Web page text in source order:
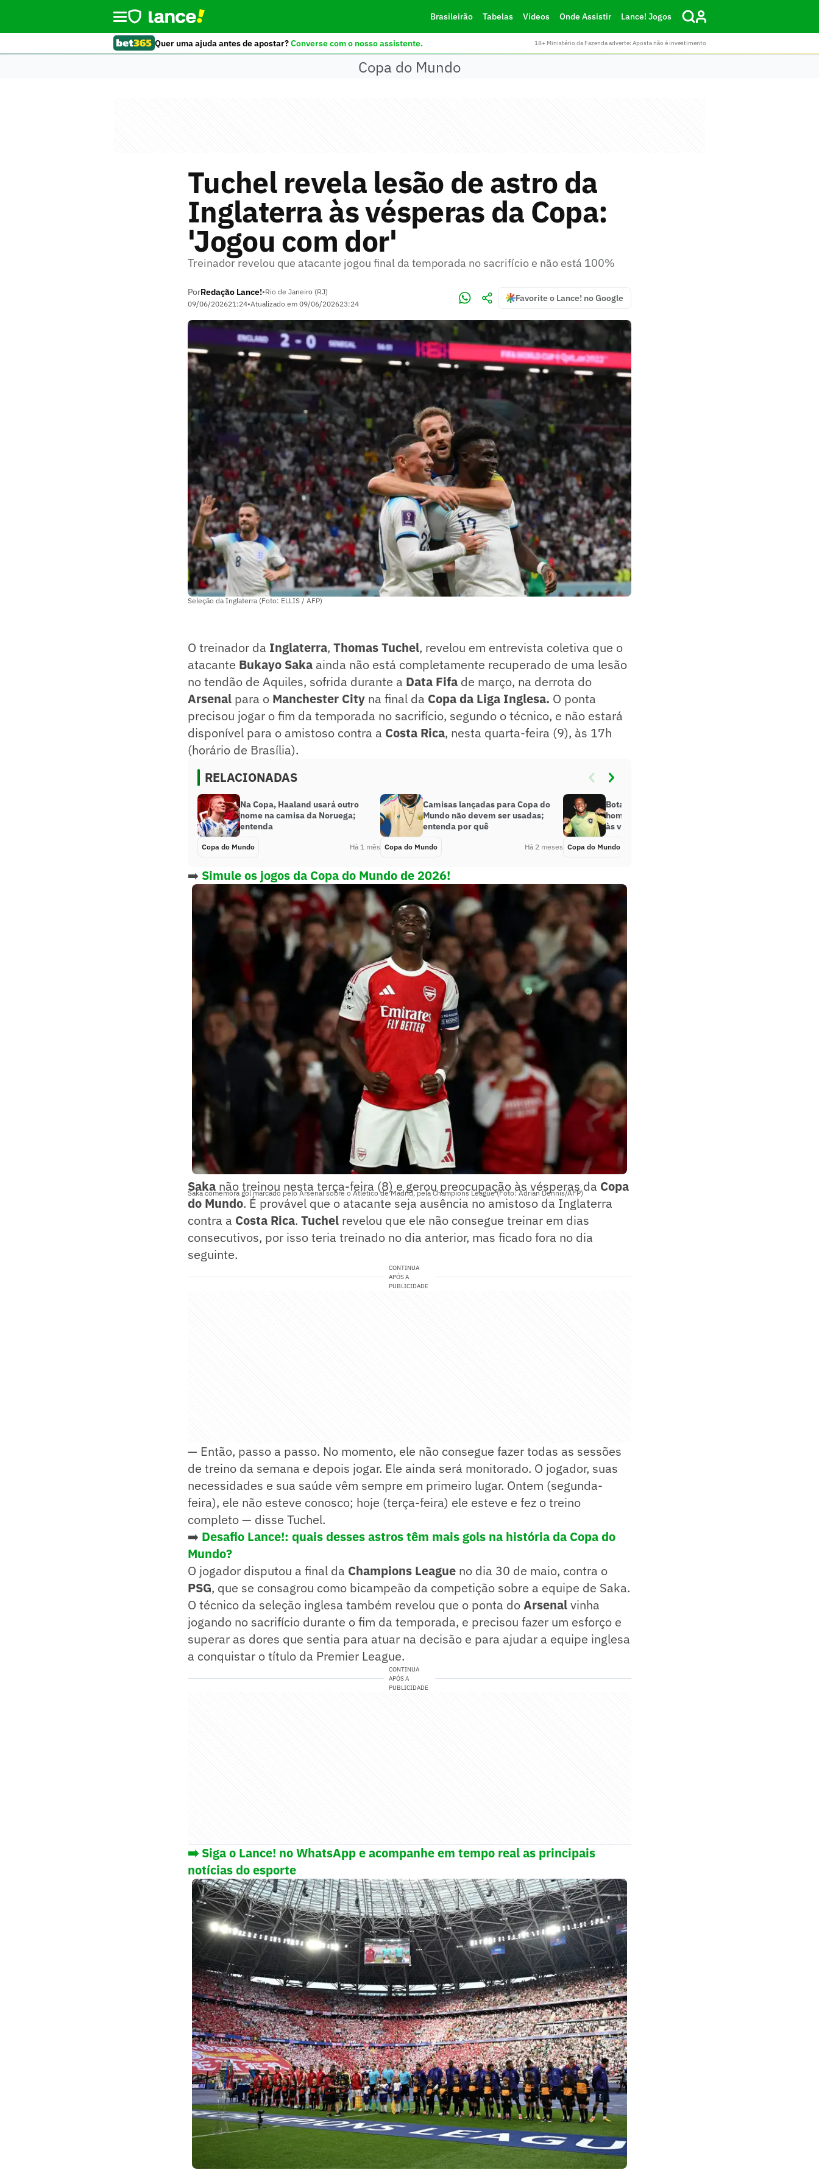
Brasileirão Tabelas Vídeos Onde Assistir Lance! Jogos
Quer uma ajuda antes de apostar?Converse com o nosso assistente. 18+ Ministério da Fazenda adverte: Aposta não é investimento
Copa do Mundo
Tuchel revela lesão de astro da
Inglaterra às vésperas da Copa:
'Jogou com dor'
Treinador revelou que atacante jogou final da temporada no sacrifício e não está 100%
PorRedação Lance!•Rio de Janeiro (RJ)
09/06/202621:24•Atualizado em 09/06/202623:24
Favorite o Lance! no Google
Seleção da Inglaterra (Foto: ELLIS / AFP)
O treinador da Inglaterra, Thomas Tuchel, revelou em entrevista coletiva que o
atacante Bukayo Saka ainda não está completamente recuperado de uma lesão
no tendão de Aquiles, sofrida durante a Data Fifa de março, na derrota do
Arsenal para o Manchester City na final da Copa da Liga Inglesa. O ponta
precisou jogar o fim da temporada no sacrifício, segundo o técnico, e não estará
disponível para o amistoso contra a Costa Rica, nesta quarta-feira (9), às 17h
(horário de Brasília).
RELACIONADAS
Na Copa, Haaland usará outro
nome na camisa da Noruega;
entenda
Copa do Mundo Há 1 mês
Camisas lançadas para Copa do
Mundo não devem ser usadas;
entenda por quê
Copa do Mundo Há 2 meses
Botafogo lança camisa em
homenagem à Seleção Brasileira
às vésperas da Copa
Copa do Mundo
➡️ Simule os jogos da Copa do Mundo de 2026!
Saka comemora gol marcado pelo Arsenal sobre o Atlético de Madrid, pela Champions League (Foto: Adrian Dennis/AFP)
Saka não treinou nesta terça-feira (8) e gerou preocupação às vésperas da Copa
do Mundo. É provável que o atacante seja ausência no amistoso da Inglaterra
contra a Costa Rica. Tuchel revelou que ele não consegue treinar em dias
consecutivos, por isso teria treinado no dia anterior, mas ficado fora no dia
seguinte.
CONTINUA
APÓS A
PUBLICIDADE
— Então, passo a passo. No momento, ele não consegue fazer todas as sessões
de treino da semana e depois jogar. Ele ainda será monitorado. O jogador, suas
necessidades e sua saúde vêm sempre em primeiro lugar. Ontem (segunda-
feira), ele não esteve conosco; hoje (terça-feira) ele esteve e fez o treino
completo — disse Tuchel.
➡️ Desafio Lance!: quais desses astros têm mais gols na história da Copa do
Mundo?
O jogador disputou a final da Champions League no dia 30 de maio, contra o
PSG, que se consagrou como bicampeão da competição sobre a equipe de Saka.
O técnico da seleção inglesa também revelou que o ponta doArsenalvinha
jogando no sacrifício durante o fim da temporada, e precisou fazer um esforço e
superar as dores que sentia para atuar na decisão e para ajudar a equipe inglesa
a conquistar o título da Premier League.
CONTINUA
APÓS A
PUBLICIDADE
➡️ Siga o Lance! no WhatsApp e acompanhe em tempo real as principais
notícias do esporte